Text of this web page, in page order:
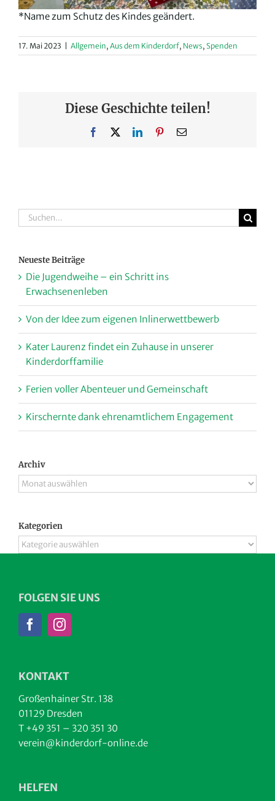
*Name zum Schutz des Kindes geändert.
17. Mai 2023 | Allgemein, Aus dem Kinderdorf, News, Spenden
Diese Geschichte teilen!
Facebook LinkedInPinterest
E-
Suche
nach:
Neueste Beiträge
Die Jugendweihe – ein Schritt ins
Erwachsenenleben
Von der Idee zum eigenen Inlinerwettbewerb
Kater Laurenz findet ein Zuhause in unserer
Kinderdorffamilie
Ferien voller Abenteuer und Gemeinschaft
Kirschernte dank ehrenamtlichem Engagement
Archiv
Archiv
Kategorien
Kategorien
FOLGEN SIE UNS
KONTAKT
Großenhainer Str. 138
01129 Dresden
T +49 351 – 320 351 30
verein@kinderdorf-online.de
HELFEN